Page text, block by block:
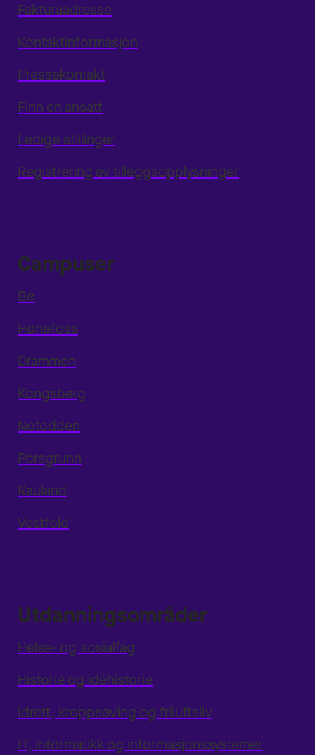
Fakturaadresse
Kontaktinformasjon
Pressekontakt
Finn en ansatt
Ledige stillinger
Registrering av tilleggsopplysninger
Campuser
Bø
Hønefoss
Drammen
Kongsberg
Notodden
Porsgrunn
Rauland
Vestfold
Utdanningsområder
Helse- og sosialfag
Historie og idéhistorie
Idrett, kroppsøving og friluftsliv
IT, informatikk og informasjonssystemer